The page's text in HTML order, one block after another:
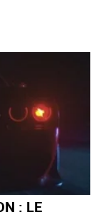
: LE